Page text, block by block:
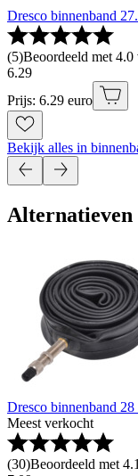
Dresco binnenband
(5)Beoordeeld met
6.29
Prijs: 6.29 euro
Bekijk alles in
Alternatieven
Dresco binnenband
Meest verkocht
(30)Beoordeeld met